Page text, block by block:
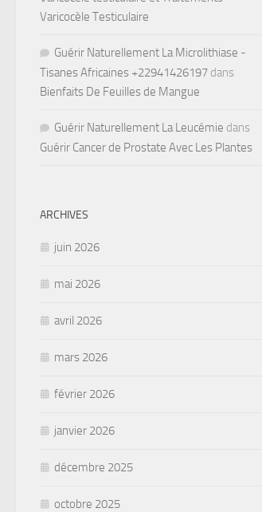
Varicocèle Testiculaire
Guérir Naturellement La Microlithiase -
Tisanes Africaines +22941426197 dans
Bienfaits De Feuilles de Mangue
Guérir Naturellement La Leucémie dans
Guérir Cancer de Prostate Avec Les Plantes
ARCHIVES
juin 2026
mai 2026
avril 2026
mars 2026
février 2026
janvier 2026
décembre 2025
octobre 2025